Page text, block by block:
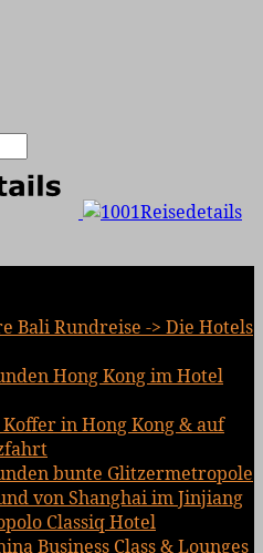
Bali Rundreise -> Die Hotels
Hong Kong im Hotel
Koffer in Hong Kong & auf
bunte Glitzermetropole
von Shanghai im Jinjiang
Classiq Hotel
Business Class & Lounges